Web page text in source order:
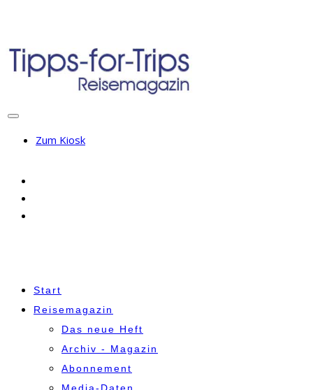
Zum Kiosk
Start
Reisemagazin
Das neue Heft
Archiv - Magazin
Abonnement